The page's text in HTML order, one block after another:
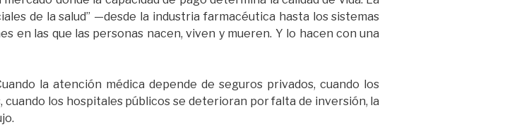
de la salud” —desde la industria farmacéutica hasta los sistemas
en las que las personas nacen, viven y mueren. Y lo hacen con una
la atención médica depende de seguros privados, cuando los
los hospitales públicos se deterioran por falta de inversión, la